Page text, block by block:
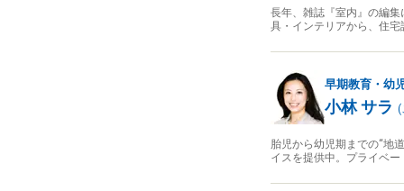
長年、雑誌『室内』の編
具・インテリアから、住
早期教育・幼
小林 サラ (
胎児から幼児期までの“地
イスを提供中。プライベ